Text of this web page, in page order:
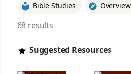
Bible Studies Overview
68 results
Suggested Resources